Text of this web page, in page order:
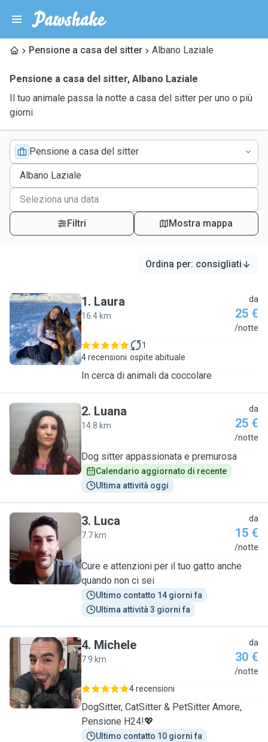
Pensione a casa del sitter Albano Laziale
Pensione a casa del sitter, Albano Laziale
Il tuo animale passa la notte a casa del sitter per uno o più
giorni
Pensione a casa del sitter
Filtri Mostra mappa
Ordina per: consigliati
L
1. Laura
16.4 km
da
25 €
/notte
4 recensioni
1
ospite abituale
In cerca di animali da coccolare
L
2. Luana
14.8 km
da
25 €
/notte
Dog sitter appassionata e premurosa
Calendario aggiornato di recente
Ultima attività oggi
L
3. Luca
7.7 km
da
15 €
/notte
Cure e attenzioni per il tuo gatto anche
quando non ci sei
Ultimo contatto 14 giorni fa
Ultima attività 3 giorni fa
M
4. Michele
7.9 km
da
30 €
/notte
4 recensioni
DogSitter, CatSitter & PetSitter Amore,
Pensione H24!💖
Ultimo contatto 10 giorni fa